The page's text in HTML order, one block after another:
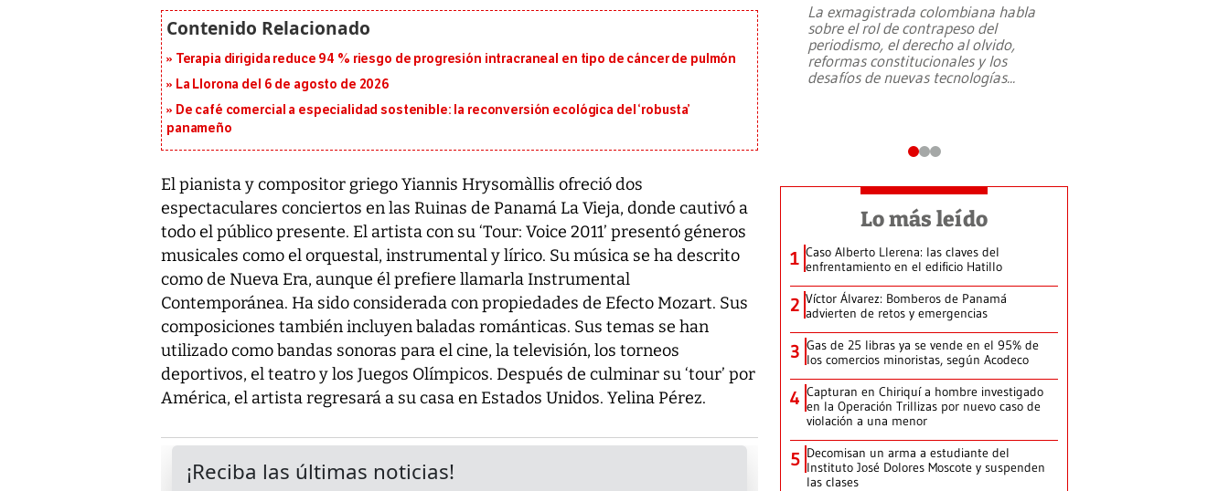
Terapia dirigida reduce 94 % riesgo de progresión intracraneal en tipo de cáncer de pulmón
La Llorona del 6 de agosto de 2026
De café comercial a especialidad sostenible: la reconversión ecológica del ‘robusta’
panameño
El pianista y compositor griego Yiannis Hrysomàllis ofreció dos
espectaculares conciertos en las Ruinas de Panamá La Vieja, donde cautivó a
todo el público presente. El artista con su ‘Tour: Voice 2011’ presentó géneros
musicales como el orquestal, instrumental y lírico. Su música se ha descrito
como de Nueva Era, aunque él prefiere llamarla Instrumental
Contemporánea. Ha sido considerada con propiedades de Efecto Mozart. Sus
composiciones también incluyen baladas románticas. Sus temas se han
utilizado como bandas sonoras para el cine, la televisión, los torneos
deportivos, el teatro y los Juegos Olímpicos. Después de culminar su ‘tour’ por
América, el artista regresará a su casa en Estados Unidos. Yelina Pérez.
al sur de Japón, provocando una
La exmagistrada colombiana habla
sobre el rol de contrapeso del
periodismo, el derecho al olvido,
reformas constitucionales y los
desafíos de nuevas tecnologías...
Lo más leído
1 Caso Alberto Llerena: las claves del
enfrentamiento en el edificio Hatillo
2 Víctor Álvarez: Bomberos de Panamá
advierten de retos y emergencias
3 Gas de 25 libras ya se vende en el 95% de
los comercios minoristas, según Acodeco
4 Capturan en Chiriquí a hombre investigado
en la Operación Trillizas por nuevo caso de
violación a una menor
5 Decomisan un arma a estudiante del
Instituto José Dolores Moscote y suspenden
las clases